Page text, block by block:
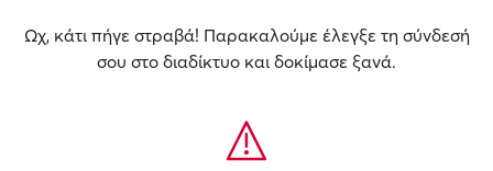
Ωχ, κάτι πήγε στραβά! Παρακαλούμε έλεγξε τη σύνδεσή
σου στο διαδίκτυο και δοκίμασε ξανά.